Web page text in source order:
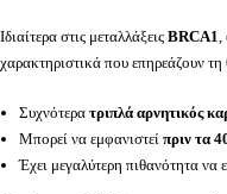
Ιδιαίτερα στις μεταλλάξεις BRCA1,
χαρακτηριστικά που επηρεάζουν τη
Συχνότερα τριπλά αρνητικός
Μπορεί να εμφανιστεί πριν τα
Έχει μεγαλύτερη πιθανότητα να